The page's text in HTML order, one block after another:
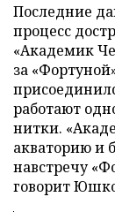
Последние
процесс
«Академик
за
работают
нитки.
акваторию и
навстречу
говорит